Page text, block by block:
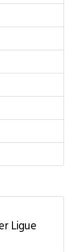
Ligue